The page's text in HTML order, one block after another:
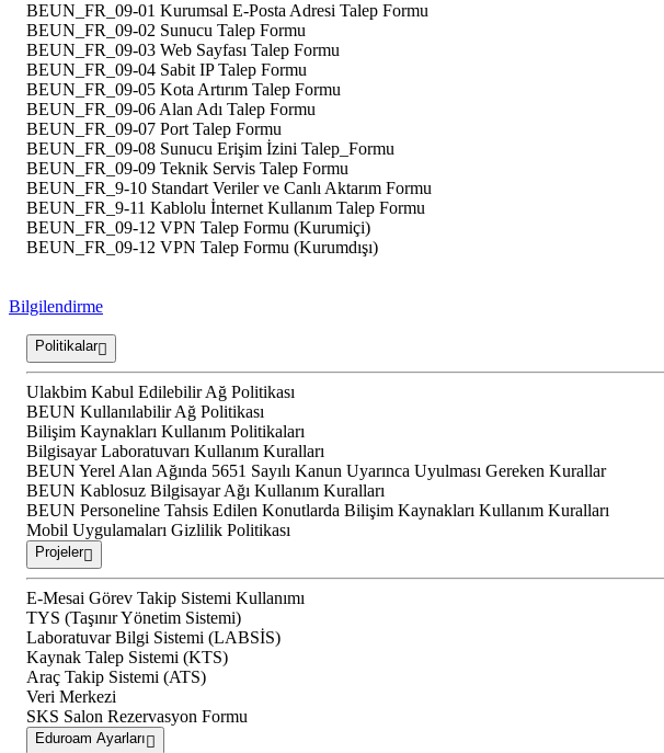
BEUN_FR_09-01 Kurumsal E-Posta Adresi Talep Formu
BEUN_FR_09-02 Sunucu Talep Formu
BEUN_FR_09-03 Web Sayfası Talep Formu
BEUN_FR_09-04 Sabit IP Talep Formu
BEUN_FR_09-05 Kota Artırım Talep Formu
BEUN_FR_09-06 Alan Adı Talep Formu
BEUN_FR_09-07 Port Talep Formu
BEUN_FR_09-08 Sunucu Erişim İzini Talep_Formu
BEUN_FR_09-09 Teknik Servis Talep Formu
BEUN_FR_9-10 Standart Veriler ve Canlı Aktarım Formu
BEUN_FR_9-11 Kablolu İnternet Kullanım Talep Formu
BEUN_FR_09-12 VPN Talep Formu (Kurumiçi)
BEUN_FR_09-12 VPN Talep Formu (Kurumdışı)
Bilgilendirme
Politikalar
Ulakbim Kabul Edilebilir Ağ Politikası
BEUN Kullanılabilir Ağ Politikası
Bilişim Kaynakları Kullanım Politikaları
Bilgisayar Laboratuvarı Kullanım Kuralları
BEUN Yerel Alan Ağında 5651 Sayılı Kanun Uyarınca Uyulması Gereken Kurallar
BEUN Kablosuz Bilgisayar Ağı Kullanım Kuralları
BEUN Personeline Tahsis Edilen Konutlarda Bilişim Kaynakları Kullanım Kuralları
Mobil Uygulamaları Gizlilik Politikası
Projeler
E-Mesai Görev Takip Sistemi Kullanımı
TYS (Taşınır Yönetim Sistemi)
Laboratuvar Bilgi Sistemi (LABSİS)
Kaynak Talep Sistemi (KTS)
Araç Takip Sistemi (ATS)
Veri Merkezi
SKS Salon Rezervasyon Formu
Eduroam Ayarları